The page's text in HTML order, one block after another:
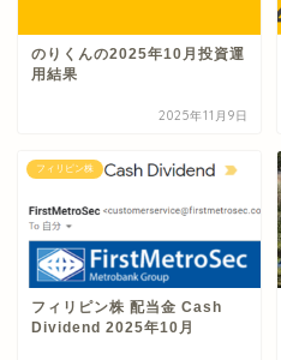
のりくんの2025年10月投資運
用結果
2025年11月9日
フィリピン株
フィリピン株 配当金 Cash
Dividend 2025年10月